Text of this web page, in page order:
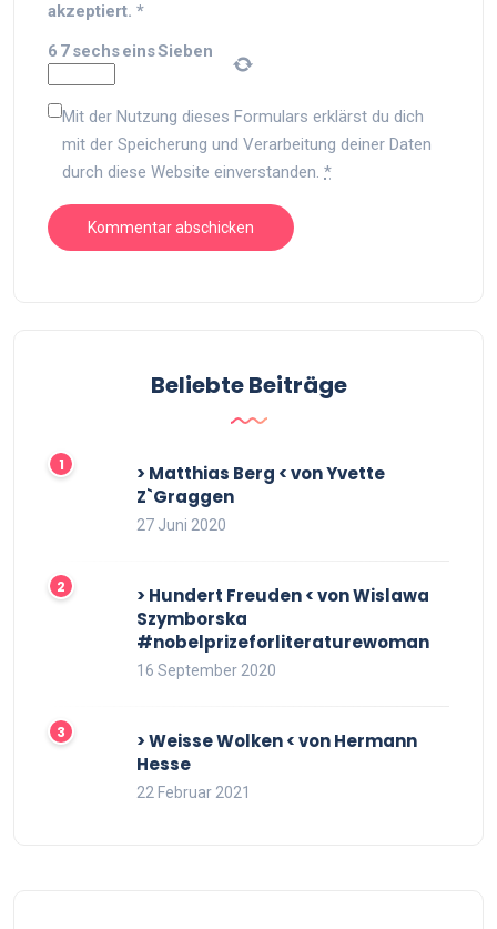
akzeptiert. *
6 7sechseinsSieben
Mit der Nutzung dieses Formulars erklärst du dich
mit der Speicherung und Verarbeitung deiner Daten
durch diese Website einverstanden. *
Beliebte Beiträge
> Matthias Berg < von Yvette
Z`Graggen
27 Juni 2020
> Hundert Freuden < von Wislawa
Szymborska
#nobelprizeforliteraturewoman
16 September 2020
> Weisse Wolken < von Hermann
Hesse
22 Februar 2021